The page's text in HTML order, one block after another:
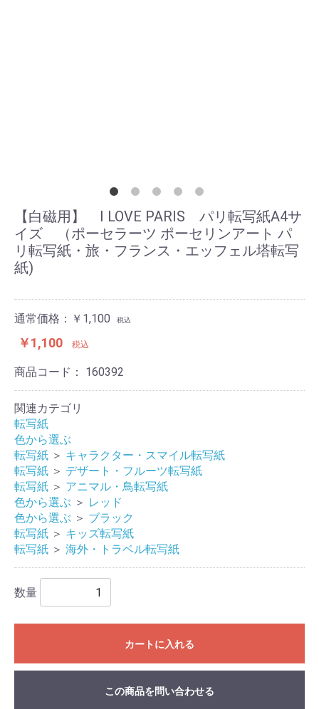
【白磁用】 I LOVE PARIS パリ転写紙A4サ
イズ （ポーセラーツ ポーセリンアート パ
リ転写紙・旅・フランス・エッフェル塔転写
紙)
通常価格：￥1,100 税込
￥1,100 税込
商品コード： 160392
関連カテゴリ
転写紙
色から選ぶ
転写紙 ＞ キャラクター・スマイル転写紙
転写紙 ＞ デザート・フルーツ転写紙
転写紙 ＞ アニマル・鳥転写紙
色から選ぶ ＞ レッド
色から選ぶ ＞ ブラック
転写紙 ＞ キッズ転写紙
転写紙 ＞ 海外・トラベル転写紙
数量
カートに入れる
この商品を問い合わせる